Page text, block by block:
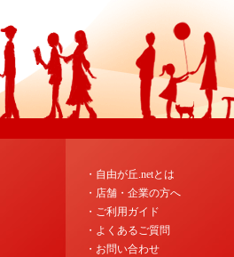
・自由が丘.netとは
・店舗・企業の方へ
・ご利用ガイド
・よくあるご質問
・お問い合わせ